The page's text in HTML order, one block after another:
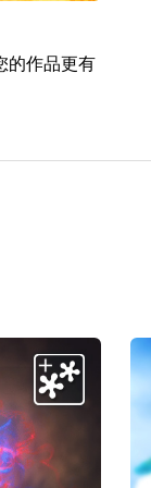
的作品更有